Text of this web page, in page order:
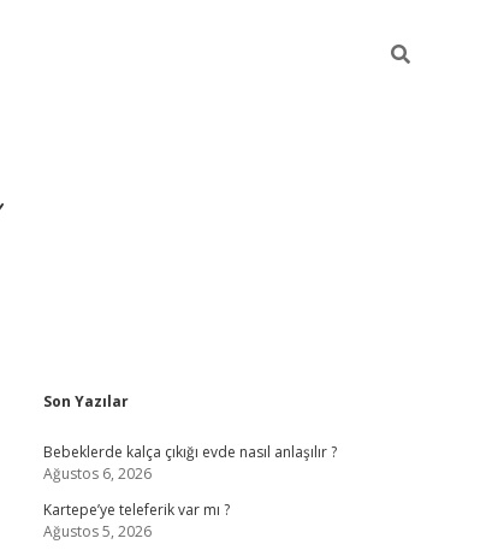
Sidebar
Son Yazılar
Bebeklerde kalça çıkığı evde nasıl anlaşılır ?
Ağustos 6, 2026
Kartepe’ye teleferik var mı ?
Ağustos 5, 2026